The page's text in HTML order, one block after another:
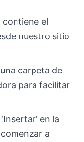
contiene el
nuestro sitio
carpeta de
para facilitar
en la
a